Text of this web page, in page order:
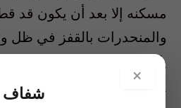
مسكنه إلا بعد أن يكون قد
والمنحدرات بالقفز في ظل
يكبلونه، ويقيدونه بثقافة
يمكن أن تتعايش معه، فهي
×
شفاف